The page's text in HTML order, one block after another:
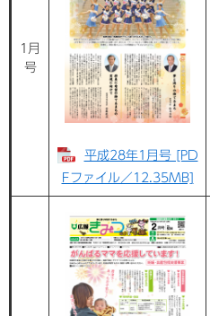
1月
号
平成28年1月号 [PD
Fファイル／12.35MB]